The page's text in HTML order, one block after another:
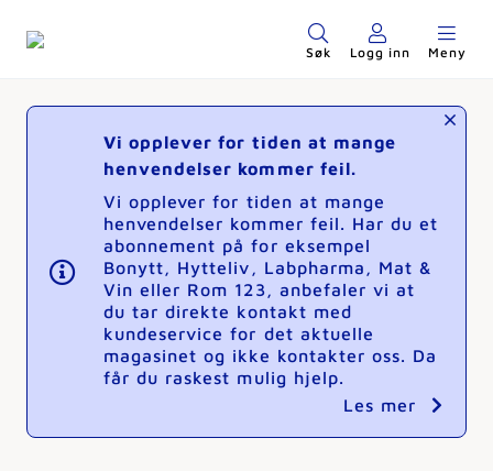
Søk Logg inn Meny
Vi opplever for tiden at mange
henvendelser kommer feil.
Vi opplever for tiden at mange
henvendelser kommer feil. Har du et
abonnement på for eksempel
Bonytt, Hytteliv, Labpharma, Mat &
Vin eller Rom 123, anbefaler vi at
du tar direkte kontakt med
kundeservice for det aktuelle
magasinet og ikke kontakter oss. Da
får du raskest mulig hjelp.
Les mer